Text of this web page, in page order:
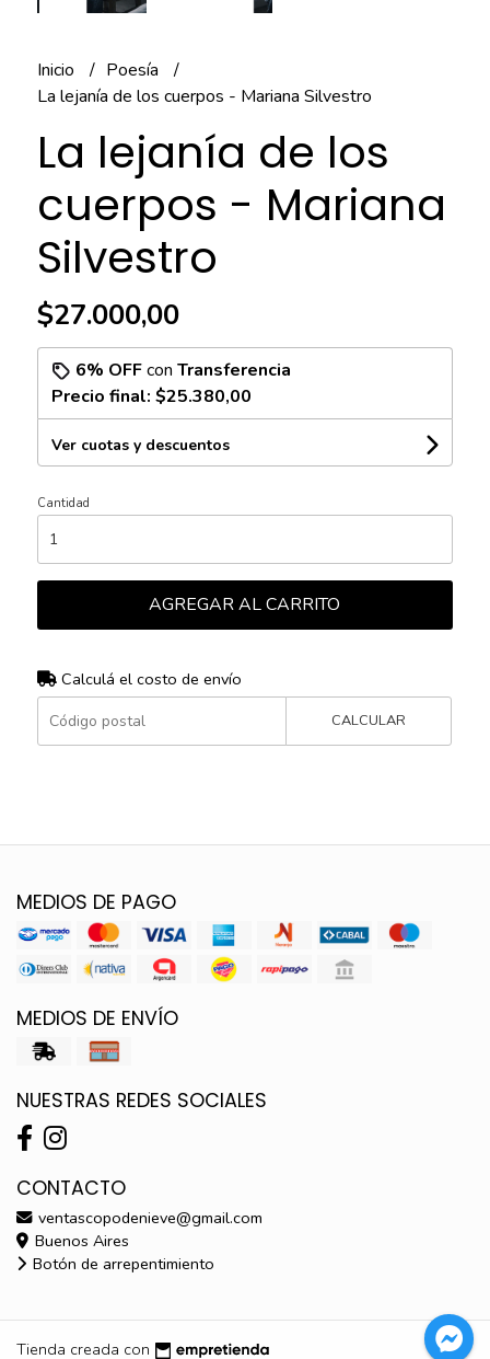
Inicio
Poesía
La lejanía de los cuerpos - Mariana Silvestro
La lejanía de los
cuerpos - Mariana
Silvestro
$27.000,00
6% OFFcon Transferencia
Precio final: $25.380,00
Ver cuotas y descuentos
Cantidad
AGREGAR AL CARRITO
Calculá el costo de envío
CALCULAR
MEDIOS DE PAGO
MEDIOS DE ENVÍO
NUESTRAS REDES SOCIALES
CONTACTO
ventascopodenieve@gmail.com
Buenos Aires
Botón de arrepentimiento
Tienda creada con